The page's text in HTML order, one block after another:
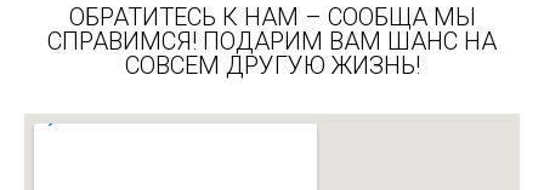
ОБРАТИТЕСЬ К НАМ – СООБЩА МЫ
СПРАВИМСЯ! ПОДАРИМ ВАМ ШАНС НА
СОВСЕМ ДРУГУЮ ЖИЗНЬ!